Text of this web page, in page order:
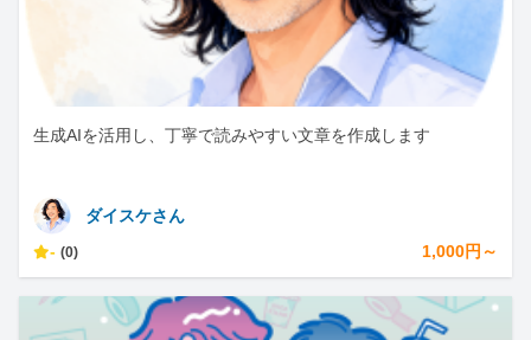
生成AIを活用し、丁寧で読みやすい文章を作成します
ダイスケさん
- (0) 1,000円～